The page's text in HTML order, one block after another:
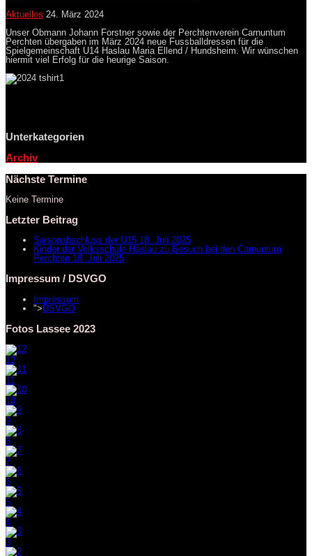
Aktuelles 24. März 2024
Unser Obmann Johann Forstner sowie der Perchtenverein Carnuntum
Perchten übergaben im März 2024 neue Fussballdressen für die
Spielgemeinschaft U14 Haslau Maria Ellend / Hundsheim. Wir wünschen
hiermit viel Erfolg für die heurige Saison.
Unterkategorien
Archiv
Nächste Termine
Keine Termine
Letzter Beitrag
Saisonabschluss der U15 18. Juli 2025
Kinder der Volksschule Haslau zu Besuch bei den Carnuntum
Perchten 18. Juli 2025
Impressum / DSVGO
Impressum
">DSVGO
Fotos Lassee 2023
12
11
10
9
8
7
6
5
4
3